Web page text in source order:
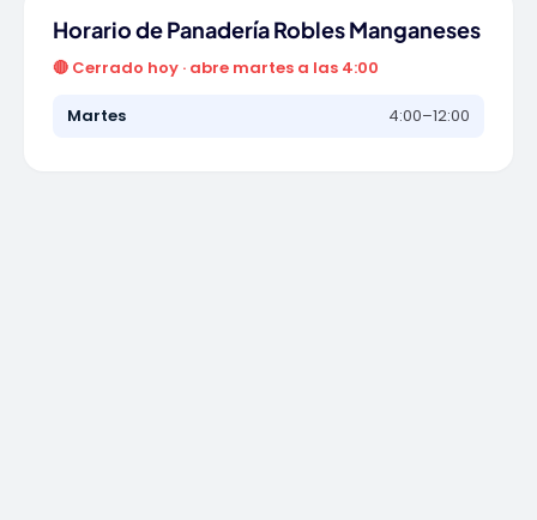
Horario de Panadería Robles Manganeses
🔴 Cerrado hoy · abre martes a las 4:00
Martes 4:00–12:00